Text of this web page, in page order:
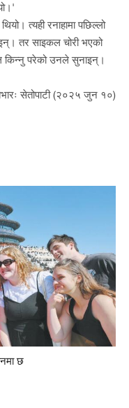
त्यही रनाहामा पछिल्लो
तर साइकल चोरी भएको
किन्नु परेको उनले सुनाइन्।
सेतोपाटी (२०२५ जुन १०)
छ